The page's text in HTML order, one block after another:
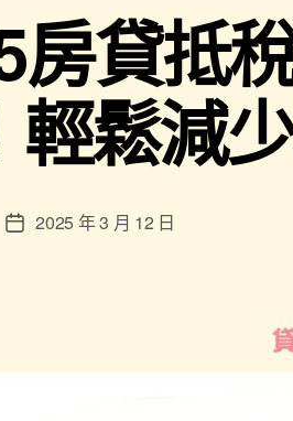
貸抵
鬆減
2025 年 3 月 12 日